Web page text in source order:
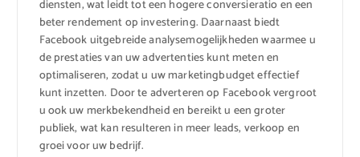
diensten, wat leidt tot een hogere conversieratio en een
beter rendement op investering. Daarnaast biedt
Facebook uitgebreide analysemogelijkheden waarmee u
de prestaties van uw advertenties kunt meten en
optimaliseren, zodat u uw marketingbudget effectief
kunt inzetten. Door te adverteren op Facebook vergroot
u ook uw merkbekendheid en bereikt u een groter
publiek, wat kan resulteren in meer leads, verkoop en
groei voor uw bedrijf.